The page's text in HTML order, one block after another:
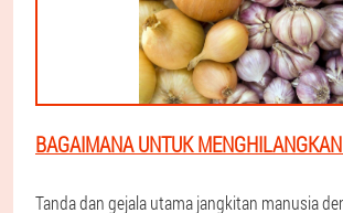
BAGAIMANA UNTUK
Tanda dan gejala utama jangkitan manusia